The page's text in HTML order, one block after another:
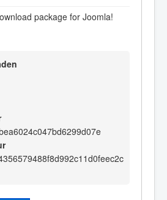
package for Joomla!